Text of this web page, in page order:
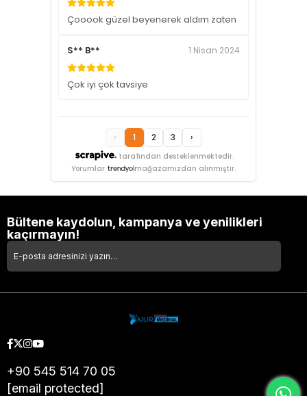
Çooook güzel beyenerek aldım zaten
S** B** 1 Nisan 2024
Çok iyi çok tavsiye
tarafından desteklenmektedir.
‹ 1 2 3 ›
Yorumlar mağazamızdan alınmıştır.
Bültene kaydolun, kampanya ve yenilikleri
kaçırmayın!
+90 545 514 70 05
[email protected]